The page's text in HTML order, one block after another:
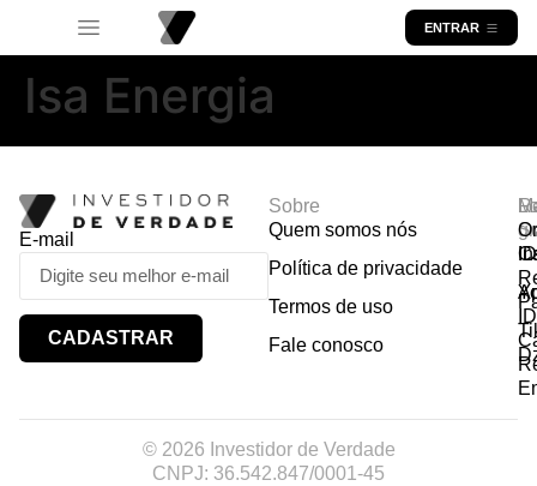
ENTRAR
Isa Energia
E-mail
CADASTRAR
Sobre
Quem somos nós
Política de privacidade
Termos de uso
Fale conosco
© 2026 Investidor de Verdade
CNPJ: 36.542.847/0001-45